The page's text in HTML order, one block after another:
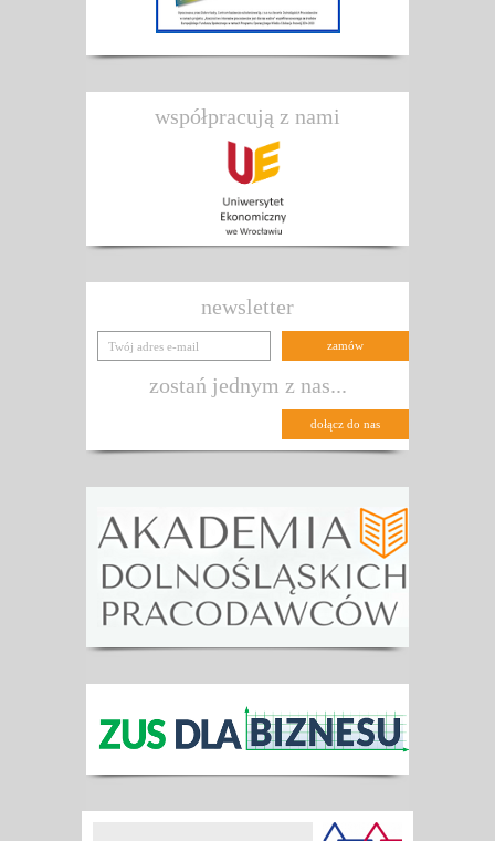
współpracują z nami
newsletter
zostań jednym z nas...